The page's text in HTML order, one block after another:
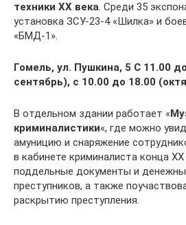
техники ХХ века. Среди 35
установка ЗСУ-23-4 «Шилка» и
«БМД-1».
Гомель, ул. Пушкина, 5 С 11.00
сентябрь), с 10.00 до 18.00
В отдельном здании работает «
криминалистики«, где можно
амуницию и снаряжение
в кабинете криминалиста конца
поддельные документы и
преступников, а также
раскрытию преступления.